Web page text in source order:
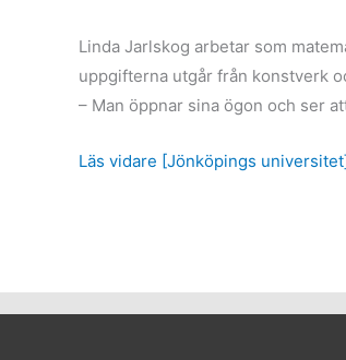
Linda Jarlskog arbetar som
uppgifterna utgår från konstverk
– Man öppnar sina ögon och ser
Läs vidare [Jönköpings